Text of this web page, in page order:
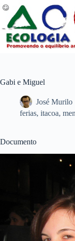
Pular
para
conteúdo
Gabi e Miguel
José Murilo
ferias, itacoa,
Documento